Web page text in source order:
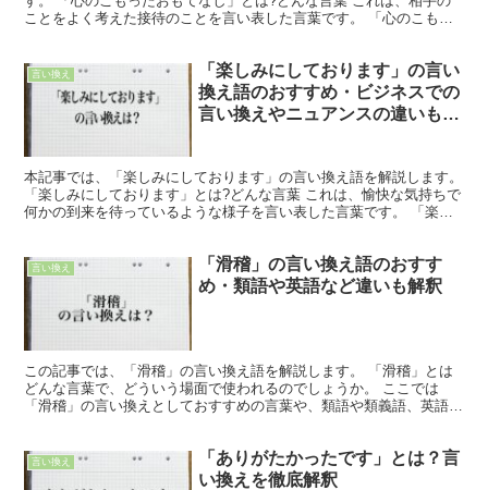
ことをよく考えた接待のことを言い表した言葉です。 「心のこもっ
言い換え
「楽しみにしております」の言い
換え語のおすすめ・ビジネスでの
言い換えやニュアンスの違いも解
本記事では、「楽しみにしております」の言い換え語を解説します。
「楽しみにしております」とは?どんな言葉 これは、愉快な気持ちで
何かの到来を待っているような様子を言い表した言葉です。 「楽し
言い換え
「滑稽」の言い換え語のおすす
め・類語や英語など違いも解釈
この記事では、「滑稽」の言い換え語を解説します。 「滑稽」とは
どんな言葉で、どういう場面で使われるのでしょうか。 ここでは
「滑稽」の言い換えとしておすすめの言葉や、類語や類義語、英語で
言い換え
「ありがたかったです」とは？言
い換えを徹底解釈